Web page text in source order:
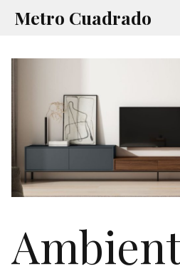
SaltarMetro Cuadrado